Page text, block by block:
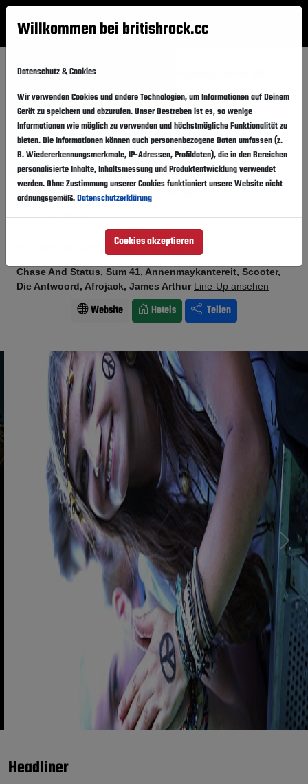
Menü
Startseite Festivals
FESTIVAL ABGESAGT
Frequency Festival 2021 Folgen
Österreich, St. Pölten, VAZ Gelände
Donnerstag,19.08.2021-Sonntag,
In den Kalender
Für Fans von: Drum & Bass . Hip Hop . Rock
Chase And Status, Sum 41, Annenmaykantereit, Scooter,
Die Antwoord, Afrojack, James Arthur Line-Up ansehen
Website Hotels Teilen
Next
Headliner
Willkommen bei britishrock.cc
Datenschutz & Cookies
Wir verwenden Cookies und andere Technologien, um Informationen auf Deinem
Gerät zu speichern und abzurufen. Unser Bestreben ist es, so wenige
Informationen wie möglich zu verwenden und höchstmögliche Funktionalität zu
bieten. Die Informationen können auch personenbezogene Daten umfassen (z.
B. Wiedererkennungsmerkmale, IP-Adressen, Profildaten), die in den Bereichen
personalisierte Inhalte, Inhaltsmessung und Produktentwicklung verwendet
werden. Ohne Zustimmung unserer Cookies funktioniert unsere Website nicht
ordnungsgemäß.Datenschutzerklärung
Cookies akzeptieren